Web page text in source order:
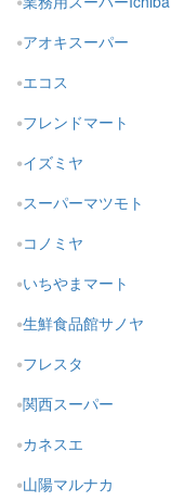
アオキスーパー
エコス
フレンドマート
イズミヤ
スーパーマツモト
コノミヤ
いちやまマート
生鮮食品館サノヤ
フレスタ
関西スーパー
カネスエ
山陽マルナカ